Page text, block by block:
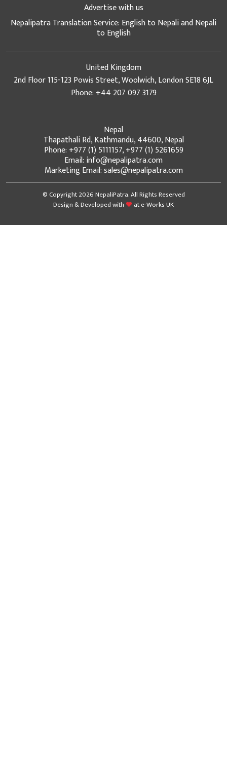
Advertise with us
Nepalipatra Translation Service: English to Nepali and Nepali
to English
United Kingdom
2nd Floor 115-123 Powis Street, Woolwich, London SE18 6JL
Phone: +44 207 097 3179
Nepal
Thapathali Rd, Kathmandu, 44600, Nepal
Phone: +977 (1) 5111157, +977 (1) 5261659
Email: info@nepalipatra.com
Marketing Email: sales@nepalipatra.com
© Copyright 2026 NepaliPatra. All Rights Reserved
Design & Developed with
ate-Works UK